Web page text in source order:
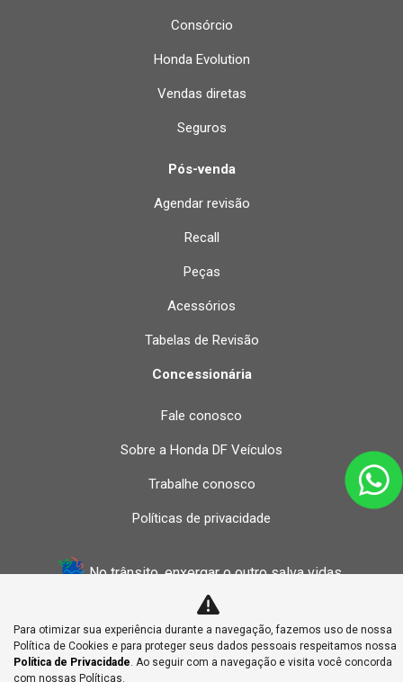
Consórcio
Honda Evolution
Vendas diretas
Seguros
Pós-venda
Agendar revisão
Recall
Peças
Acessórios
Tabelas de Revisão
Concessionária
Fale conosco
Sobre a Honda DF Veículos
Trabalhe conosco
Políticas de privacidade
No trânsito, enxergar o outro salva vidas.
Desenvolvido pela DEALERSPACE ® Direitos Reservados.
Para otimizar sua experiência durante a navegação, fazemos uso de nossa
Política de Cookies e para proteger seus dados pessoais respeitamos nossa
Política de Privacidade. Ao seguir com a navegação e visita você concorda
com nossas Políticas.